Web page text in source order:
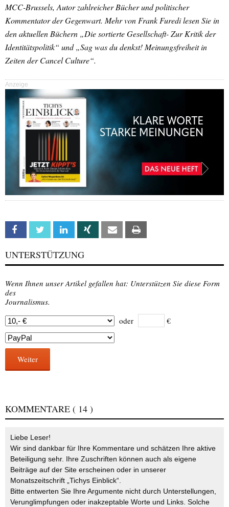
MCC-Brussels, Autor zahlreicher Bücher und politischer
Kommentator der Gegenwart. Mehr von Frank Furedi lesen Sie in
den aktuellen Büchern „Die sortierte Gesellschaft- Zur Kritik der
Identitätspolitik“ und „Sag was du denkst! Meinungsfreiheit in
Zeiten der Cancel Culture“.
Anzeige
Facebook Twitter Linkedin Xing Email
UNTERSTÜTZUNG
Wenn Ihnen unser Artikel gefallen hat: Unterstützen Sie diese Form
des
Journalismus.
oder
€
Weiter
KOMMENTARE ( 14 )
Liebe Leser!
Wir sind dankbar für Ihre Kommentare und schätzen Ihre aktive
Beteiligung sehr. Ihre Zuschriften können auch als eigene
Beiträge auf der Site erscheinen oder in unserer
Monatszeitschrift „Tichys Einblick“.
Bitte entwerten Sie Ihre Argumente nicht durch Unterstellungen,
Verunglimpfungen oder inakzeptable Worte und Links. Solche